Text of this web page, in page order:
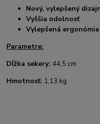
Nový, vylepšený
Vyššia odolnosť
Vylepšená ergonómia
Parametre:
Dĺžka sekery: 44,5 cm
Hmotnosť: 1,13 kg